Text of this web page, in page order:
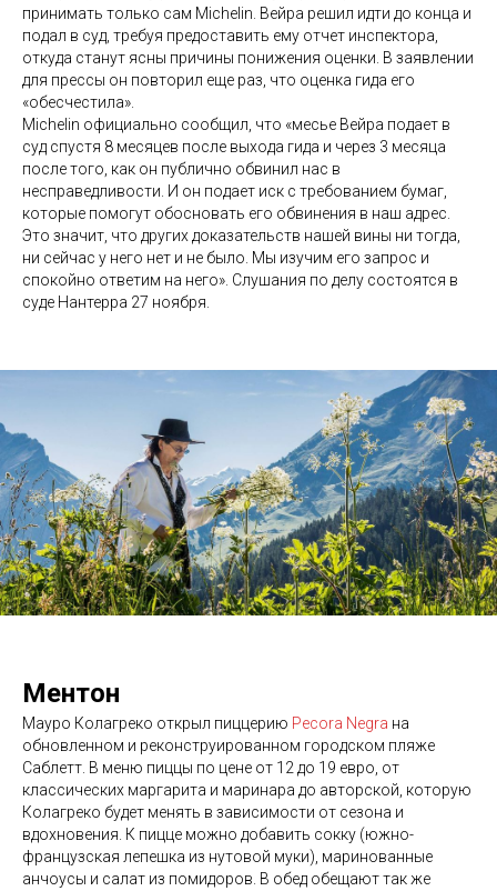
принимать только сам Michelin. Вейра решил идти до конца и
подал в суд, требуя предоставить ему отчет инспектора,
откуда станут ясны причины понижения оценки. В заявлении
для прессы он повторил еще раз, что оценка гида его
«обесчестила».
Michelin официально сообщил, что «месье Вейра подает в
суд спустя 8 месяцев после выхода гида и через 3 месяца
после того, как он публично обвинил нас в
несправедливости. И он подает иск с требованием бумаг,
которые помогут обосновать его обвинения в наш адрес.
Это значит, что других доказательств нашей вины ни тогда,
ни сейчас у него нет и не было. Мы изучим его запрос и
спокойно ответим на него». Слушания по делу состоятся в
суде Нантерра 27 ноября.
Ментон
Мауро Колагреко открыл пиццерию Pecora Negra на
обновленном и реконструированном городском пляже
Саблетт. В меню пиццы по цене от 12 до 19 евро, от
классических маргарита и маринара до авторской, которую
Колагреко будет менять в зависимости от сезона и
вдохновения. К пицце можно добавить сокку (южно-
французская лепешка из нутовой муки), маринованные
анчоусы и салат из помидоров. В обед обещают так же